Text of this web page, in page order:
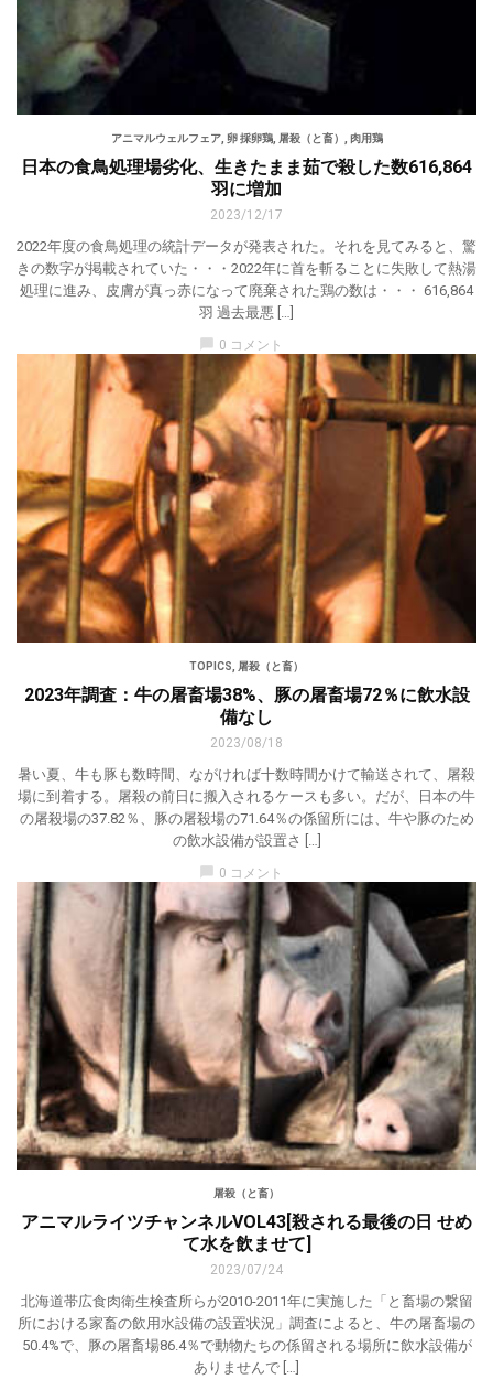
アニマルウェルフェア, 卵 採卵鶏, 屠殺（と畜） , 肉用鶏
日本の食鳥処理場劣化、生きたまま茹で殺した数616,864
羽に増加
2023/12/17
2022年度の食鳥処理の統計データが発表された。それを見てみると、驚
きの数字が掲載されていた・・・2022年に首を斬ることに失敗して熱湯
処理に進み、皮膚が真っ赤になって廃棄された鶏の数は・・・ 616,864
羽 過去最悪 […]
chat_bubble 0 コメント
TOPICS 屠殺（と畜）
2023年調査：牛の屠畜場38%、豚の屠畜場72％に飲水設
備なし
2023/08/18
暑い夏、牛も豚も数時間、ながければ十数時間かけて輸送されて、屠殺
場に到着する。屠殺の前日に搬入されるケースも多い。だが、日本の牛
の屠殺場の37.82％、豚の屠殺場の71.64％の係留所には、牛や豚のため
の飲水設備が設置さ […]
0 コメント
屠殺（と畜）
アニマルライツチャンネルVOL43[殺される最後の日 せめ
て水を飲ませて]
2023/07/24
北海道帯広食肉衛生検査所らが2010-2011年に実施した「と畜場の繋留
所における家畜の飲用水設備の設置状況」調査によると、牛の屠畜場の
50.4%で、豚の屠畜場86.4％で動物たちの係留される場所に飲水設備が
ありませんで […]